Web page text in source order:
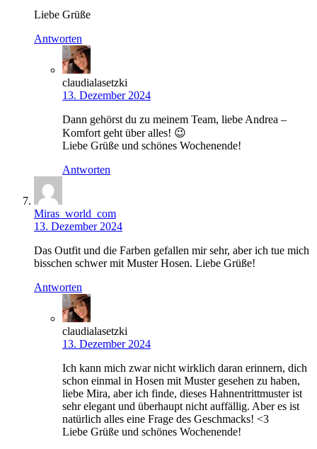
Liebe Grüße
Antworten
claudialasetzki
13. Dezember 2024
Dann gehörst du zu meinem Team, liebe Andrea –
Komfort geht über alles! 😉
Liebe Grüße und schönes Wochenende!
Antworten
Miras_world_com
13. Dezember 2024
Das Outfit und die Farben gefallen mir sehr, aber ich tue mich
bisschen schwer mit Muster Hosen. Liebe Grüße!
Antworten
claudialasetzki
13. Dezember 2024
Ich kann mich zwar nicht wirklich daran erinnern, dich
schon einmal in Hosen mit Muster gesehen zu haben,
liebe Mira, aber ich finde, dieses Hahnentrittmuster ist
sehr elegant und überhaupt nicht auffällig. Aber es ist
natürlich alles eine Frage des Geschmacks! <3
Liebe Grüße und schönes Wochenende!